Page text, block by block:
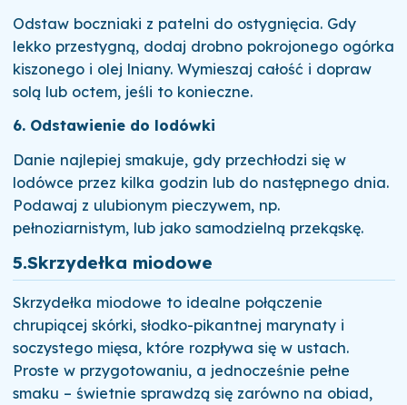
Odstaw boczniaki z patelni do ostygnięcia. Gdy
lekko przestygną, dodaj drobno pokrojonego ogórka
kiszonego i olej lniany. Wymieszaj całość i dopraw
solą lub octem, jeśli to konieczne.
6. Odstawienie do lodówki
Danie najlepiej smakuje, gdy przechłodzi się w
lodówce przez kilka godzin lub do następnego dnia.
Podawaj z ulubionym pieczywem, np.
pełnoziarnistym, lub jako samodzielną przekąskę.
5.Skrzydełka miodowe
Skrzydełka miodowe to idealne połączenie
chrupiącej skórki, słodko-pikantnej marynaty i
soczystego mięsa, które rozpływa się w ustach.
Proste w przygotowaniu, a jednocześnie pełne
smaku – świetnie sprawdzą się zarówno na obiad,